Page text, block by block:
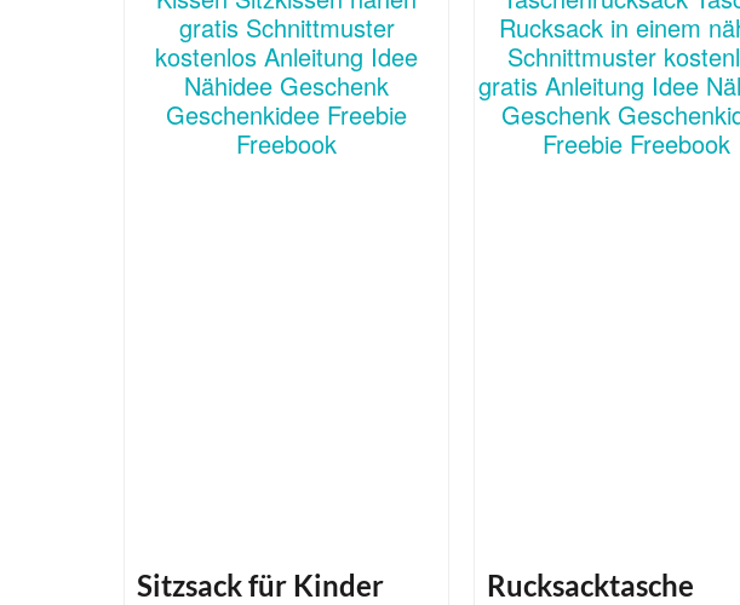
Sitzsack für Kinder Rucksacktasche